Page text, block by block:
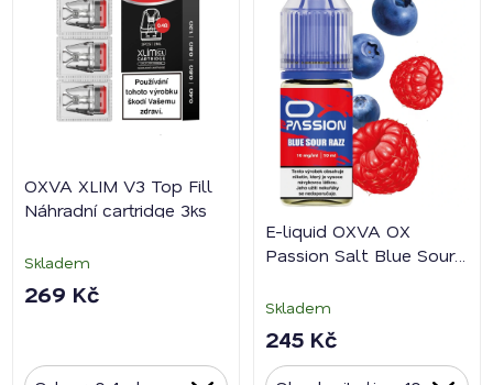
OXVA XLIM V3 Top Fill
Náhradní cartridge 3ks
Skladem
269 Kč
E-liquid OXVA OX
Passion Salt Blue Sour
Skladem
245 Kč